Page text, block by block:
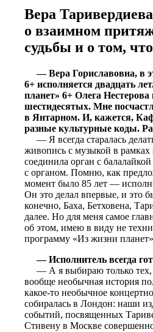
Вера
о взаимном
судьбы и о том,
— Вера Гориславовна, в
6+ исполняется двадцать
планет» 6+ Олега
шестидесятых. Мне
в Янтарном. И, кажется,
разные культурные коды.
— Я всегда старалась
живопись с музыкой в рамках
соединила орган с
с органом. Помню, как
момент было 85 лет —
Он это делал впервые, и это
конечно, Баха, Бетховена,
далее. Но для меня самое
об этом, имею в виду не
программу «Из жизни
— Исполнитель всегда
— А я выбираю только тех,
вообще необычная история
какое-то необычное
собиралась в Лондон: наши
событий, посвященных
Стивену в Москве